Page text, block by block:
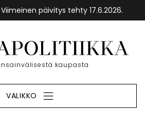
päivitys tehty 17.6.2026.
Etusivu
kaupasta
VALIKKO